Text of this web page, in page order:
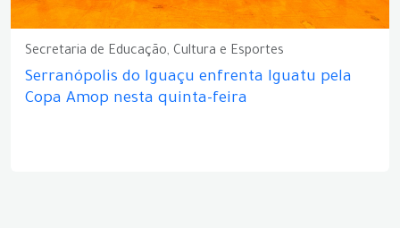
Secretaria de Educação, Cultura e Esportes
Serranópolis do Iguaçu enfrenta Iguatu pela
Copa Amop nesta quinta-feira